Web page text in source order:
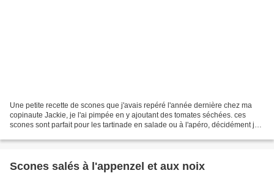
Une petite recette de scones que j'avais repéré l'année dernière chez ma
copinaute Jackie, je l'ai pimpée en y ajoutant des tomates séchées. ces
scones sont parfait pour les tartinade en salade ou à l'apéro, décidément je
Scones salés à l'appenzel et aux noix